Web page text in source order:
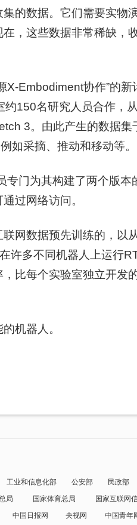
的数据。它们需要实物
，这些数据非常稀缺，
X-Embodiment协作”的新
150名研究人员合作，
3。由此产生的数据集
如采摘、推动和移动等。
专门为其构建了两个版本
过网络访问。
网数据预先训练的，以
许多不同机器人上运行
比每个实验室独立开发
机器人。
工业和信息化部 公安部 民政部
局 国家体育总局 国家互联网
中国日报网 央视网 中国青年